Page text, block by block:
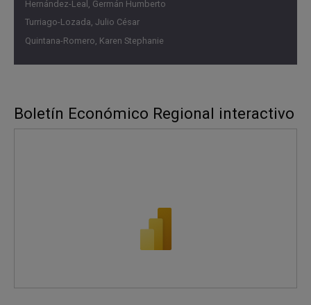
Hernández-Leal, Germán Humberto
Turriago-Lozada, Julio César
Quintana-Romero, Karen Stephanie
Boletín Económico Regional interactivo